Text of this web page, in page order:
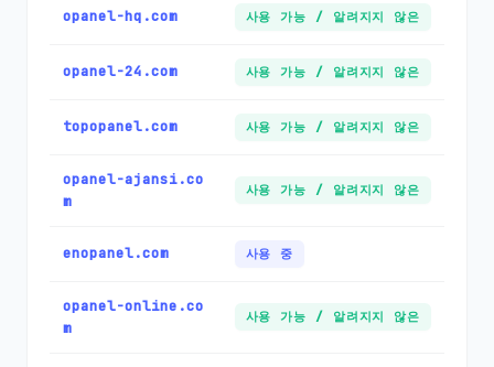
opanel-hq.com 사용 가능 / 알려지지 않은
opanel-24.com 사용 가능 / 알려지지 않은
topopanel.com 사용 가능 / 알려지지 않은
opanel-ajansi.co
m
사용 가능 / 알려지지 않은
enopanel.com 사용 중
opanel-online.co
m
사용 가능 / 알려지지 않은